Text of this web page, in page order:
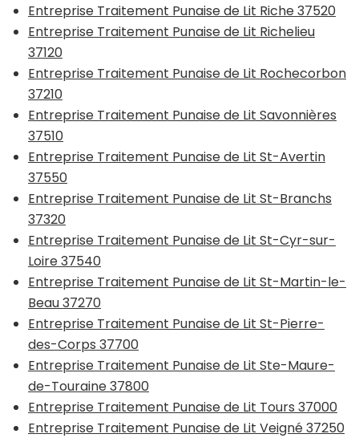
Entreprise Traitement Punaise de Lit Riche 37520
Entreprise Traitement Punaise de Lit Richelieu
37120
Entreprise Traitement Punaise de Lit Rochecorbon
37210
Entreprise Traitement Punaise de Lit Savonnières
37510
Entreprise Traitement Punaise de Lit St-Avertin
37550
Entreprise Traitement Punaise de Lit St-Branchs
37320
Entreprise Traitement Punaise de Lit St-Cyr-sur-
Loire 37540
Entreprise Traitement Punaise de Lit St-Martin-le-
Beau 37270
Entreprise Traitement Punaise de Lit St-Pierre-
des-Corps 37700
Entreprise Traitement Punaise de Lit Ste-Maure-
de-Touraine 37800
Entreprise Traitement Punaise de Lit Tours 37000
Entreprise Traitement Punaise de Lit Veigné 37250